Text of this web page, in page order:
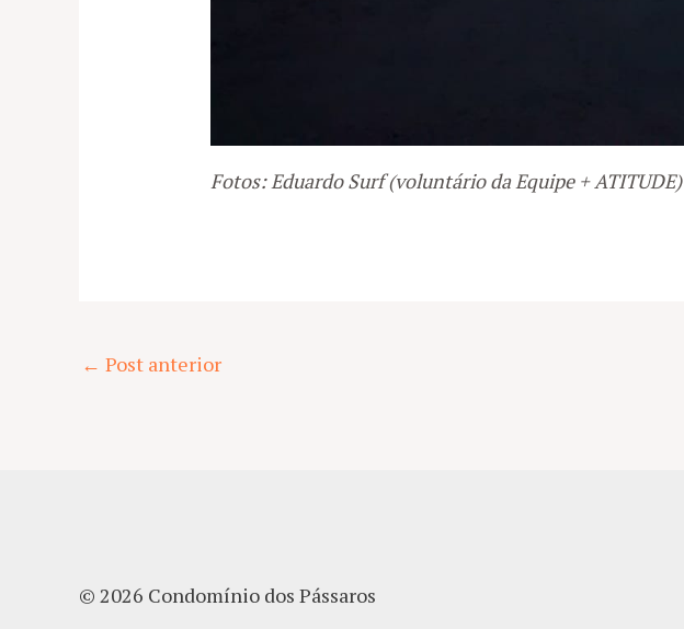
Fotos: Eduardo Surf (voluntário da Equipe + ATITUDE)
Post
← Post anterior
© 2026 Condomínio dos Pássaros